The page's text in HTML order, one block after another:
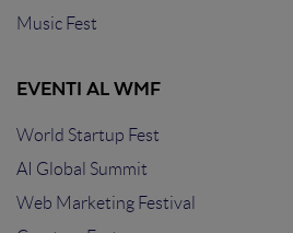
Music Fest
EVENTI AL WMF
World Startup Fest
AI Global Summit
Web Marketing Festival